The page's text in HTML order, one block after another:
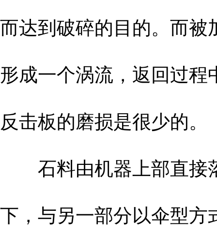
而达到破碎的目的。而被
形成一个涡流，返回过程
反击板的磨损是很少的。
石料由机器上部直接
下，与另一部分以伞型方